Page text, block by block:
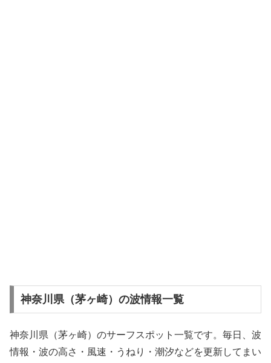
神奈川県（茅ヶ崎）の波情報一覧
神奈川県（茅ヶ崎）のサーフスポット一覧です。毎日、波
情報・波の高さ・風速・うねり・潮汐などを更新してまい